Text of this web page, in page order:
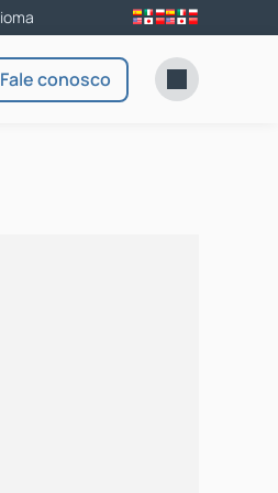
Fale conosco